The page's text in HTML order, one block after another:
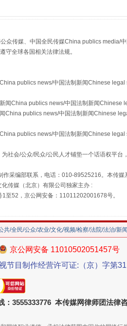
"里的骗局
定乱象
重
众传媒、中国全民传媒China publics media/
守全球各国相关法律法规。
publics news/中国法制新闻Chinese
China publics news/中国法制新闻Chinese
publics news/中国法制新闻Chinese
publics news/中国法制新闻Chinese legal
社会/公众/民众/公民人才铺垫一个话语权平台
采编部联系，电话：010-89525216。本传
传媒（北京）有限公司独家主办 :
至52，京公网安备：11011202001678号。
共/全民/公众/农业/文化/视频/检察/法院/法治/新
京公网安备 11010502051457号
节目制作经营许可证:（京）字第
：3555333776 本传媒网律师团法律